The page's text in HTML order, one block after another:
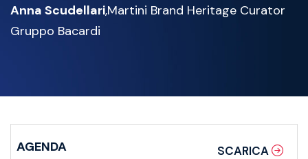
Anna Scudellari,Martini Brand Heritage Curator
Gruppo Bacardi
AGENDA SCARICA